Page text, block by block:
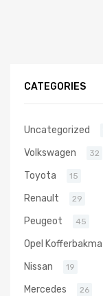
CATEGORIES
Uncategorized
Volkswagen 32
Toyota 15
Renault 29
Peugeot 45
Opel
Nissan 19
Mercedes 26